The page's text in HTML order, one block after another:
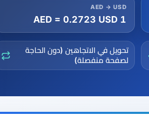
AED → USD
1 AED = 0.2723 USD
تحويل في الاتجاهين (دون الحاجة
لصفحة منفصلة)